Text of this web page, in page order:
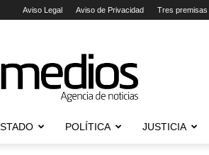
Aviso Legal Aviso de Privacidad Tres premisas
Agencia
de
Noticias
POLÍTICA JUSTICIA